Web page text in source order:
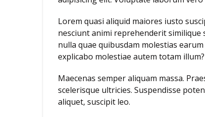
Lorem quasi aliquid maiores iusto
nesciunt animi reprehenderit similique
nulla quae quibusdam molestias
explicabo molestiae autem totam illum?
Maecenas semper aliquam massa.
scelerisque ultricies. Suspendisse
aliquet, suscipit leo.